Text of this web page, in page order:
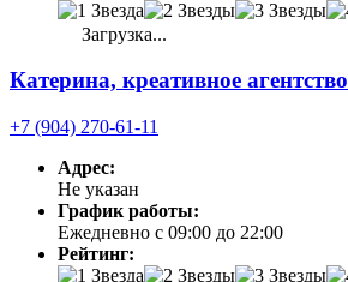
Загрузка...
Катерина, креативное агентство
+7 (904) 270-61-11
Адрес:
Не указан
График работы:
Ежедневно с 09:00 до 22:00
Рейтинг: